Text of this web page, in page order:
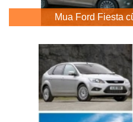
Mua Ford Fiesta